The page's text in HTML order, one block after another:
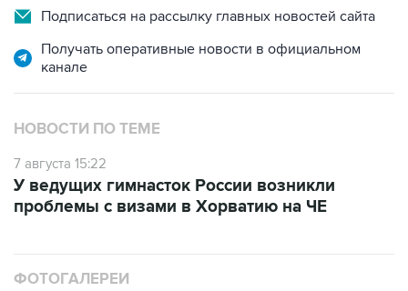
Получать оперативные новости в официальном
канале
НОВОСТИ ПО ТЕМЕ
7 августа 15:22
проблемы с визами в Хорватию на ЧЕ